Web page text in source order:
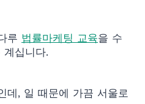
루 법률마케팅 교육을 수
십니다.
데, 일 때문에 가끔 서울로